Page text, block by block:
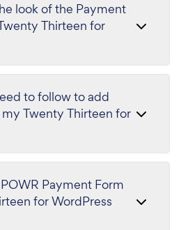
look of the Payment
Thirteen for
to follow to add
Twenty Thirteen for
Payment Form
for WordPress